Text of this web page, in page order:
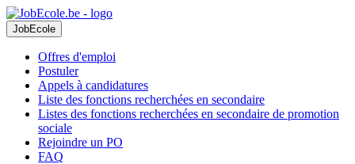
JobEcole
Offres d'emploi
Postuler
Appels à candidatures
Liste des fonctions recherchées en secondaire
Listes des fonctions recherchées en secondaire de promotion
sociale
Rejoindre un PO
FAQ